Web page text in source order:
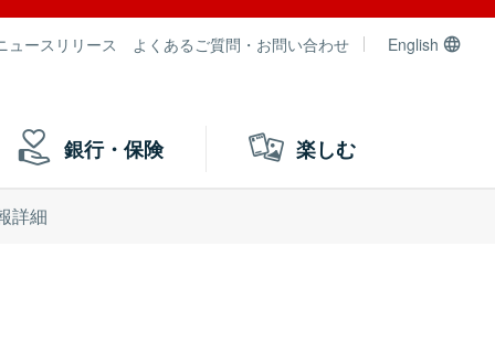
ュースリリース よくあるご質問・お問い合わせ English
銀行・保険 楽しむ
詳細